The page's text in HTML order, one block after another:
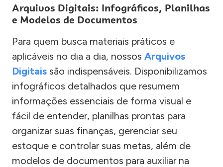
Arquivos Digitais: Infográficos, Planilhas
e Modelos de Documentos
Para quem busca materiais práticos e
aplicáveis no dia a dia, nossos Arquivos
Digitais são indispensáveis. Disponibilizamos
infográficos detalhados que resumem
informações essenciais de forma visual e
fácil de entender, planilhas prontas para
organizar suas finanças, gerenciar seu
estoque e controlar suas metas, além de
modelos de documentos para auxiliar na